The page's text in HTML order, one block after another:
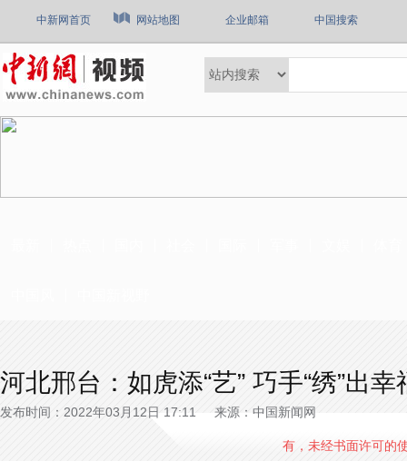
中新网首页 网站地图 企业邮箱 中国搜索
河北邢台：如虎添“艺” 巧手“绣”出幸
发布时间：2022年03月12日 17:11 来源：中国新闻网
有，未经书面许可的